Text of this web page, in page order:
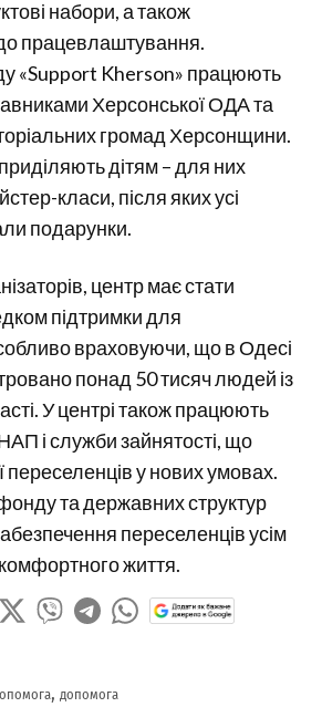
набори, а також
працевлаштування.
«Support Kherson» працюють
Херсонської ОДА та
громад Херсонщини.
дітям – для них
класи, після яких усі
подарунки.
центр має стати
підтримки для
враховуючи, що в Одесі
понад 50 тисяч людей із
У центрі також працюють
і служби зайнятості, що
переселенців у нових умовах.
та державних структур
переселенців усім
життя.
,допомога